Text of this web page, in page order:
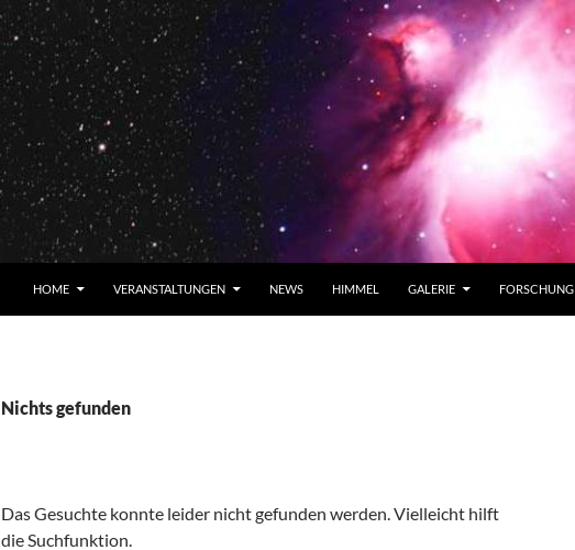
HOME VERANSTALTUNGEN NEWS HIMMEL GALERIE FORSCHUNG
Nichts gefunden
Das Gesuchte konnte leider nicht gefunden werden. Vielleicht hilft
die Suchfunktion.